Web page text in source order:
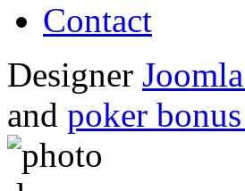
Contact
Designer
and poker